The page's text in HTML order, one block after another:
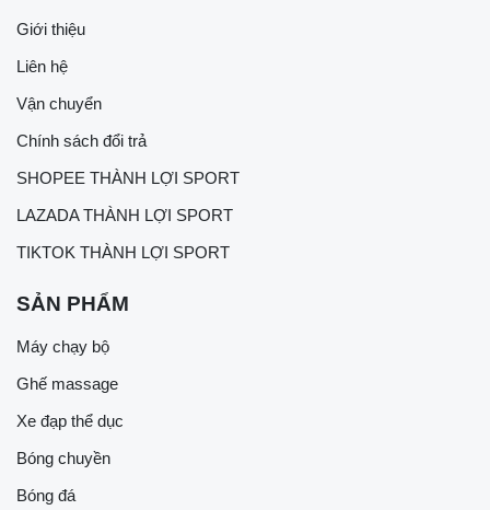
Giới thiệu
Liên hệ
Vận chuyển
Chính sách đổi trả
SHOPEE THÀNH LỢI SPORT
LAZADA THÀNH LỢI SPORT
TIKTOK THÀNH LỢI SPORT
SẢN PHẨM
Máy chạy bộ
Ghế massage
Xe đạp thể dục
Bóng chuyền
Bóng đá